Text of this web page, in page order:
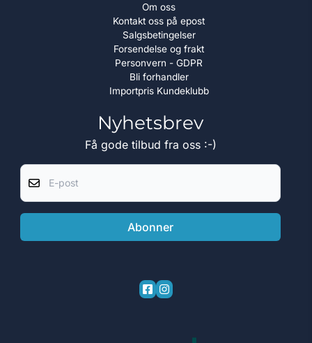
Om oss
Kontakt oss på epost
Salgsbetingelser
Forsendelse og frakt
Personvern - GDPR
Bli forhandler
Importpris Kundeklubb
Nyhetsbrev
Få gode tilbud fra oss :-)
Abonner